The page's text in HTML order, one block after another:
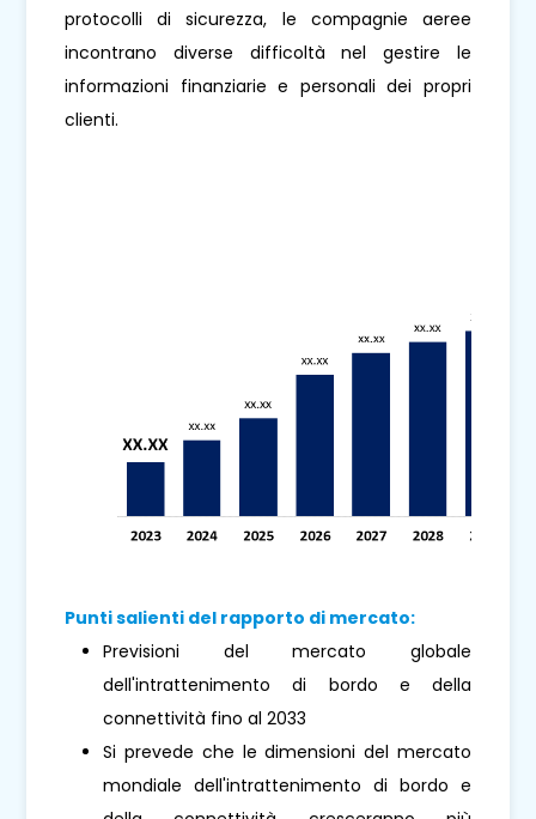
protocolli di sicurezza, le compagnie aeree
incontrano diverse difficoltà nel gestire le
informazioni finanziarie e personali dei propri
clienti.
Punti salienti del rapporto di mercato:
Previsioni del mercato globale
dell'intrattenimento di bordo e della
connettività fino al 2033
Si prevede che le dimensioni del mercato
mondiale dell'intrattenimento di bordo e